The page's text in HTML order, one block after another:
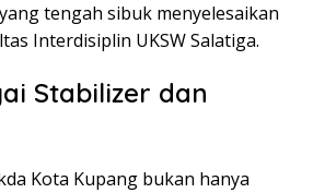
tengah sibuk menyelesaikan
Interdisiplin UKSW Salatiga.
Stabilizer dan
Kota Kupang bukan hanya